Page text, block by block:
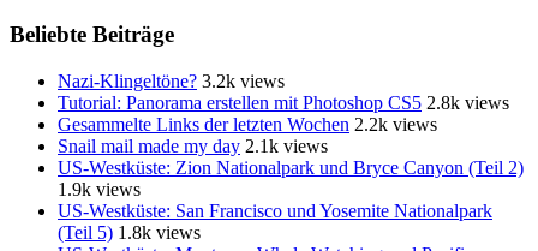
Beliebte Beiträge
Nazi-Klingeltöne? 3.2k views
Tutorial: Panorama erstellen mit Photoshop CS5 2.8k views
Gesammelte Links der letzten Wochen 2.2k views
Snail mail made my day 2.1k views
US-Westküste: Zion Nationalpark und Bryce Canyon (Teil 2)
1.9k views
US-Westküste: San Francisco und Yosemite Nationalpark
(Teil 5) 1.8k views